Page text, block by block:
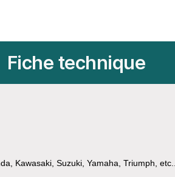
Fiche technique
Kawasaki, Suzuki, Yamaha, Triumph, etc...